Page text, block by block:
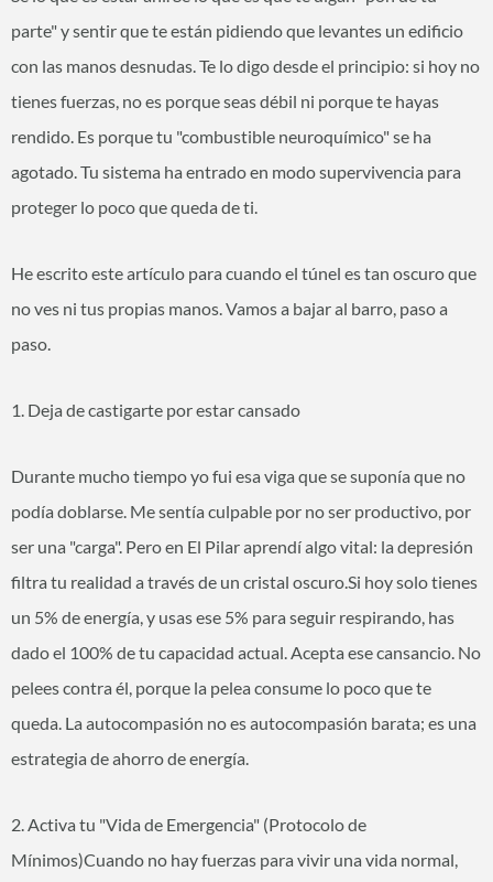
parte" y sentir que te están pidiendo que levantes un edificio
con las manos desnudas. Te lo digo desde el principio: si hoy no
tienes fuerzas, no es porque seas débil ni porque te hayas
rendido. Es porque tu "combustible neuroquímico" se ha
agotado. Tu sistema ha entrado en modo supervivencia para
proteger lo poco que queda de ti.
He escrito este artículo para cuando el túnel es tan oscuro que
no ves ni tus propias manos. Vamos a bajar al barro, paso a
paso.
1. Deja de castigarte por estar cansado
Durante mucho tiempo yo fui esa viga que se suponía que no
podía doblarse. Me sentía culpable por no ser productivo, por
ser una "carga". Pero en El Pilar aprendí algo vital: la depresión
filtra tu realidad a través de un cristal oscuro.Si hoy solo tienes
un 5% de energía, y usas ese 5% para seguir respirando, has
dado el 100% de tu capacidad actual. Acepta ese cansancio. No
pelees contra él, porque la pelea consume lo poco que te
queda. La autocompasión no es autocompasión barata; es una
estrategia de ahorro de energía.
2. Activa tu "Vida de Emergencia" (Protocolo de
Mínimos)Cuando no hay fuerzas para vivir una vida normal,